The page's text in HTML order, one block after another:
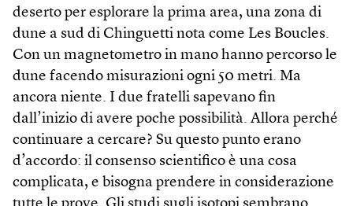
deserto per esplorare la prima area, una zona di
dune a sud di Chinguetti nota come Les Boucles.
Con un magnetometro in mano hanno percorso le
dune facendo misurazioni ogni 50 metri. Ma
ancora niente. I due fratelli sapevano fin
dall’inizio di avere poche possibilità. Allora perché
continuare a cercare? Su questo punto erano
d’accordo: il consenso scientifico è una cosa
complicata, e bisogna prendere in considerazione